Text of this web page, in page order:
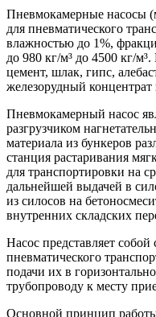
Пневмокамерные насосы
для пневматического
влажностью до 1%,
до 980 кг/м³ до 4500 кг/
цемент, шлак, гипс,
железорудный
Пневмокамерный насос
разгрузчиком
материала из бункеров
станция растаривания
для транспортировки на
дальнейшей выдачей в
из силосов на
внутренних складских
Насос представляет
пневматического
подачи их в
трубопроводу к месту
Основной принцип